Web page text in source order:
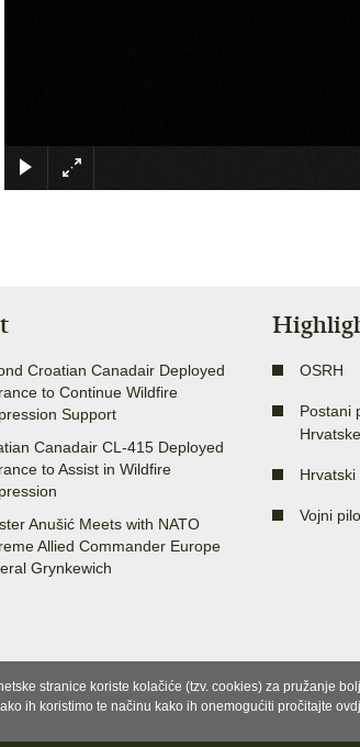
Croatian Canadair Deployed
to Continue Wildfire
Support
Canadair CL-415 Deployed
to Assist in Wildfire
Anušić Meets with NATO
Allied Commander Europe
Grynkewich
OSRH
Postani
Hrvatski
Vojni
stranice koriste kolačiće (tzv. cookies) za pružanje
ih koristimo te načinu kako ih onemogućiti pročitajte